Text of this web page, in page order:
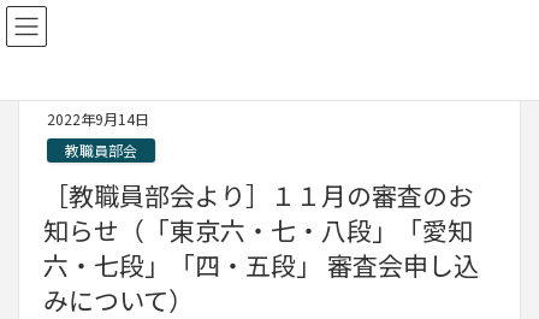
2022年9月14日
教職員部会
［教職員部会より］１１月の審査のお
知らせ（「東京六・七・八段」「愛知
六・七段」「四・五段」 審査会申し込
みについて）